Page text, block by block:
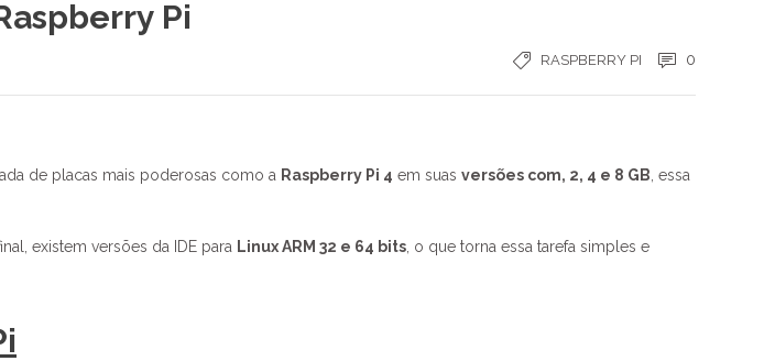
Pi
RASPBERRY PI 0
de placas mais poderosas como a Raspberry Pi 4 em suas versões com, 2, 4 e 8 GB , essa
existem versões da IDE para Linux ARM 32 e 64 bits , o que torna essa tarefa simples e